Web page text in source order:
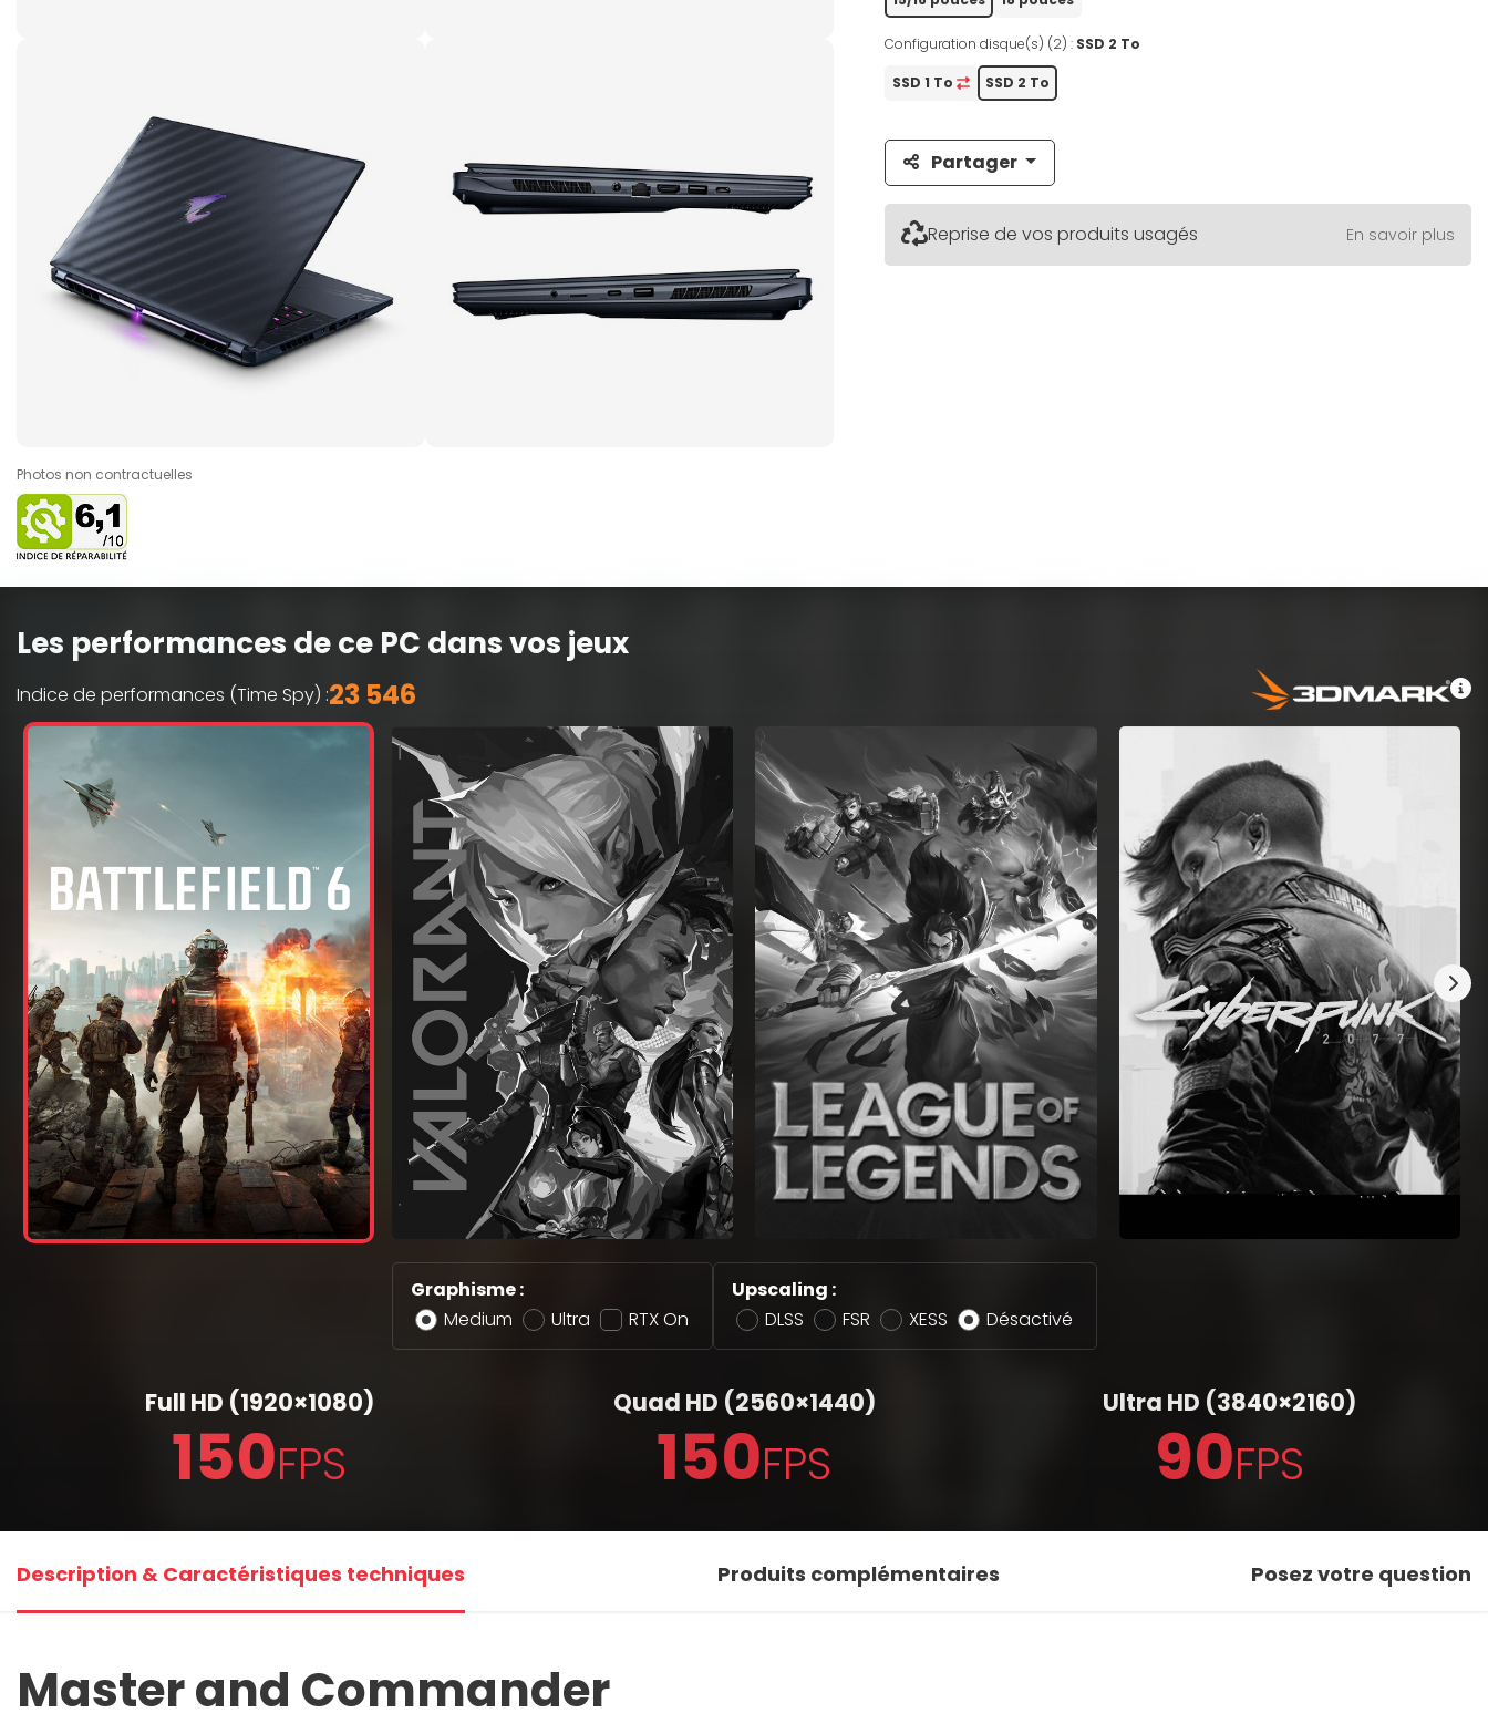
Photos non contractuelles
Configuration disque(s) (2) : SSD 2 To
SSD 1 To SSD 2 To
Partager
Reprise de vos produits usagés En savoir plus
Les performances de ce PC dans vos jeux
Indice de performances (Time Spy) :23 546
Graphisme :
Medium
Ultra RTX On
Upscaling :
DLSS
FSR XESS Désactivé
Full HD (1920×1080)
150FPS
Quad HD (2560×1440)
150FPS
Ultra HD (3840×2160)
90FPS
Description & Caractéristiques techniques Produits complémentaires Posez votre question
Master and Commander